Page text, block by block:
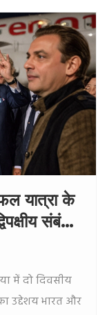
यात्रा के
संबंधों
में दो दिवसीय
उद्देशय भारत और